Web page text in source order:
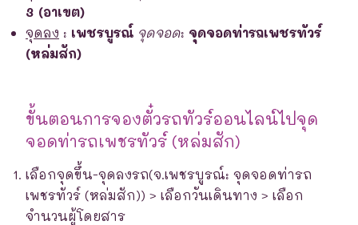
3 (อาเขต)
จุดลง : เพชรบูรณ์ จุดจอด: จุดจอดท่ารถเพชรทัวร์
(หล่มสัก)
ขั้นตอนการจองตั๋วรถทัวร์ออนไลน์ไปจุด
จอดท่ารถเพชรทัวร์ (หล่มสัก)
เลือกจุดขึ้น-จุดลงรถ(จ.เพชรบูรณ์: จุดจอดท่ารถ
เพชรทัวร์ (หล่มสัก)) > เลือกวันเดินทาง > เลือก
จำนวนผู้โดยสาร